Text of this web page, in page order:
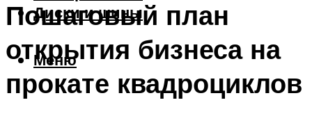
Диски и шины
Меню
Пошаговый план
открытия бизнеса на
прокате квадроциклов